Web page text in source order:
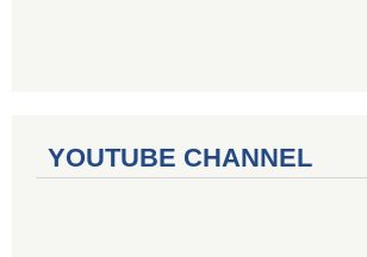
YOUTUBE CHANNEL